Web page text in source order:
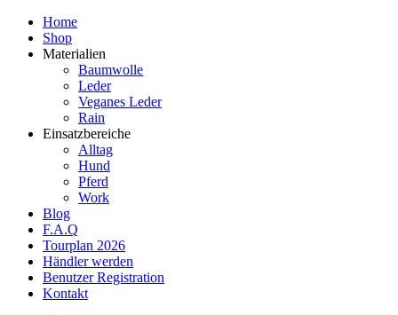
Home
Shop
Materialien
Baumwolle
Leder
Veganes Leder
Rain
Einsatzbereiche
Alltag
Hund
Pferd
Work
Blog
F.A.Q
Tourplan 2026
Händler werden
Benutzer Registration
Kontakt